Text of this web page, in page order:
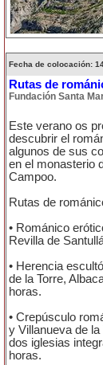
Fecha de colocación:
Rutas de
Fundación Santa
Este verano os
descubrir el
algunos de sus
en el monasterio
Campoo.
Rutas de
• Románico
Revilla de
• Herencia
de la Torre,
horas.
• Crepúsculo
y Villanueva de
dos iglesias
horas.